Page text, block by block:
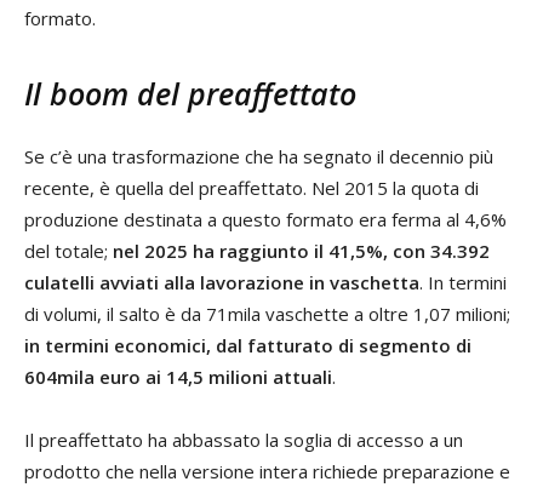
formato.
Il boom del preaffettato
Se c’è una trasformazione che ha segnato il decennio più
recente, è quella del preaffettato. Nel 2015 la quota di
produzione destinata a questo formato era ferma al 4,6%
del totale; nel 2025 ha raggiunto il 41,5%, con 34.392
culatelli avviati alla lavorazione in vaschetta. In termini
di volumi, il salto è da 71mila vaschette a oltre 1,07 milioni;
in termini economici, dal fatturato di segmento di
604mila euro ai 14,5 milioni attuali.
Il preaffettato ha abbassato la soglia di accesso a un
prodotto che nella versione intera richiede preparazione e